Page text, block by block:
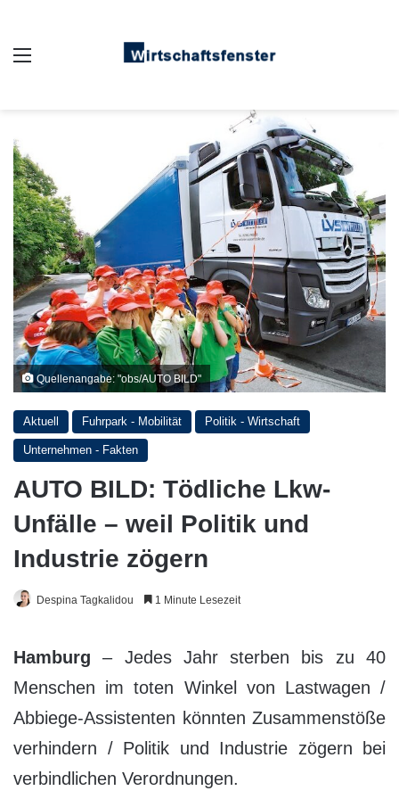
Quellenangabe: "obs/AUTO BILD"
Aktuell Fuhrpark - Mobilität Politik - Wirtschaft
Unternehmen - Fakten
AUTO BILD: Tödliche Lkw-
Unfälle – weil Politik und
Industrie zögern
Despina Tagkalidou 1 Minute Lesezeit
Hamburg – Jedes Jahr sterben bis zu 40
Menschen im toten Winkel von Lastwagen /
Abbiege-Assistenten könnten Zusammenstöße
verhindern / Politik und Industrie zögern bei
verbindlichen Verordnungen.